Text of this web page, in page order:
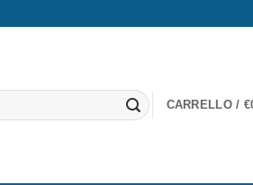
CARRELLO / €